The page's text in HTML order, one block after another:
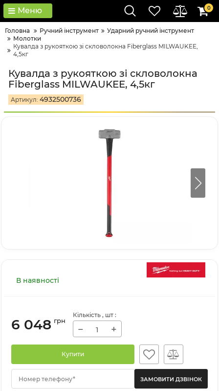
Меню 0
Головна Ручний інструмент
Ударний ручний інструмент
Молотки
Кувалда з рукояткою зі скловолокна Fiberglass MILWAUKEE,
4,5кг
Кувалда з рукояткою зі скловолокна
Fiberglass MILWAUKEE, 4,5кг
Артикул: 4932500736
В наявності
6 048 грн
Кількість , шт :
− +
Купити
Номер телефону*